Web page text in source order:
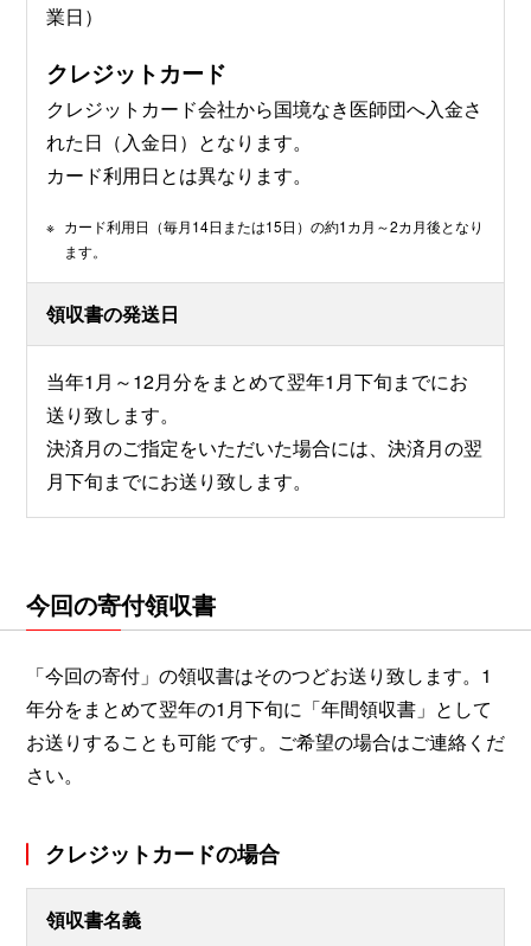
業日）
クレジットカード
クレジットカード会社から国境なき医師団へ入金さ
れた日（入金日）となります。
カード利用日とは異なります。
※ カード利用日（毎月14日または15日）の約1カ月～2カ月後となり
ます。
領収書の発送日
当年1月～12月分をまとめて翌年1月下旬までにお
送り致します。
決済月のご指定をいただいた場合には、決済月の翌
月下旬までにお送り致します。
今回の寄付領収書
「今回の寄付」の領収書はそのつどお送り致します。1
年分をまとめて翌年の1月下旬に「年間領収書」として
お送りすることも可能 です。ご希望の場合はご連絡くだ
さい。
クレジットカードの場合
領収書名義